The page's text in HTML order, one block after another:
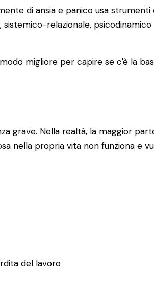
di ansia e panico usa
relazionale,
migliore per capire se c'è la
grave. Nella realtà, la maggior
nella propria vita non funziona e
del lavoro